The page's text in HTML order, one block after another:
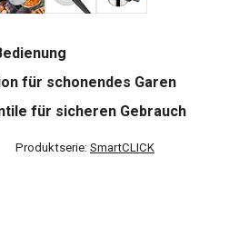
für schonendes Garen
für sicheren Gebrauch
Produktserie: SmartCLICK